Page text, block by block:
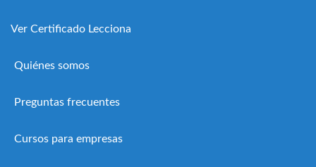
Ver Certificado Lecciona
Quiénes somos
Preguntas frecuentes
Cursos para empresas